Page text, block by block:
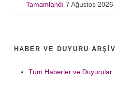
Tamamlandı 7 Ağustos 2026
HABER VE DUYURU ARŞIVI
Tüm Haberler ve Duyurular